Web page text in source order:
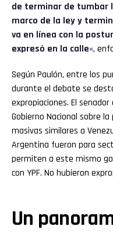
de terminar de tumbar
marco de la ley y
va en línea con la
expresó en la calle«,
Según Paulón, entre los
durante el debate se
expropiaciones. El
Gobierno Nacional sobre
masivas similares a
Argentina fueron para
permiten a este mismo
con YPF. No hubieron
Un